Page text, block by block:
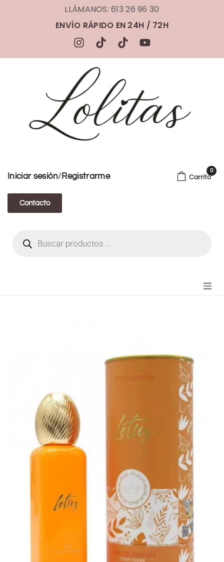
LLÁMANOS: 613 26 96 30
ENVÍO RÁPIDO EN 24H / 72H
Iniciar sesión/ Registrarme
Contacto
Carrito
0
MODA CHICA
PERFUMES
BOLSOS Y MONEDEROS
CALZADO
COMPLEMENTOS